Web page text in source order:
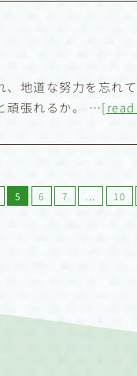
、地道な努力を忘れ
頑張れるか。 …
5 6 7 ... 10